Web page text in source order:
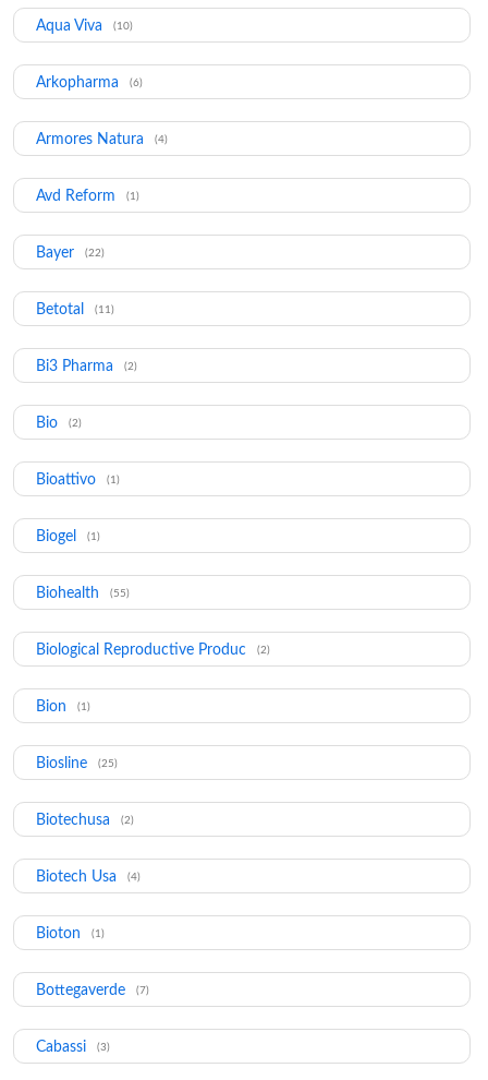
Aqua Viva (10)
Arkopharma (6)
Armores Natura (4)
Avd Reform (1)
Bayer (22)
Betotal (11)
Bi3 Pharma (2)
Bio (2)
Bioattivo (1)
Biogel (1)
Biohealth (55)
Biological Reproductive Produc (2)
Bion (1)
Biosline (25)
Biotechusa (2)
Biotech Usa (4)
Bioton (1)
Bottegaverde (7)
Cabassi (3)